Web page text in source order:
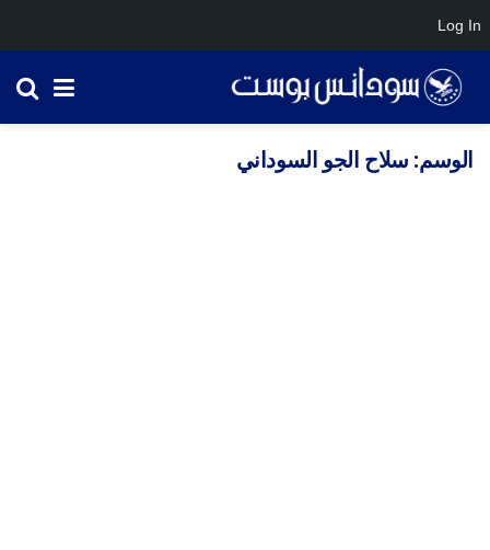
الوسم: سلاح الجو السوداني
Log In